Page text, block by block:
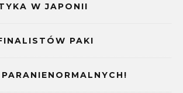
W JAPONII
PAKI